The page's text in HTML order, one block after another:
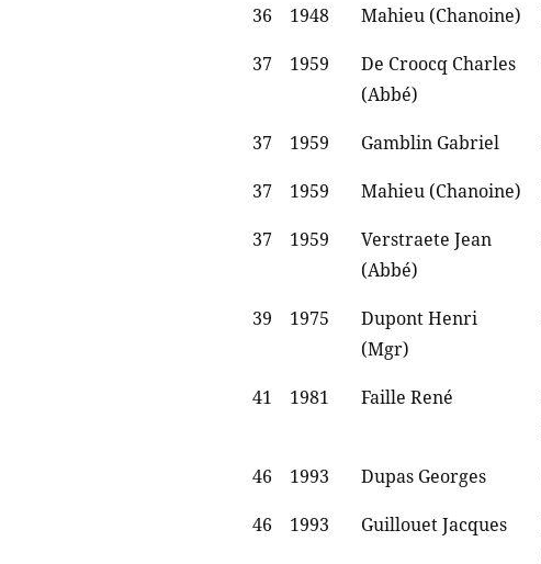
36
1948 Mahieu (Chanoine)
37
1959
De Croocq Charles
(Abbé)
37 1959 Gamblin Gabriel
37
1959 Mahieu (Chanoine)
37
1959
Verstraete Jean
(Abbé)
39 1975
Dupont Henri
(Mgr)
41 1981 Faille René
46 1993 Dupas Georges
46
1993 Guillouet Jacques